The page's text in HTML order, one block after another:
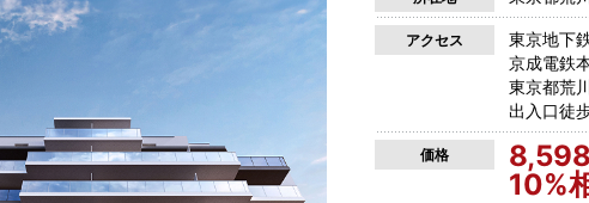
アクセス
東京地下
京成電鉄
東京都荒
出入口徒
価格
10%